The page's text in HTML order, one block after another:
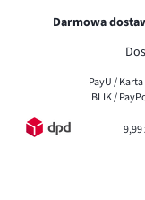
Darmowa
PayU /
BLIK /
9,99